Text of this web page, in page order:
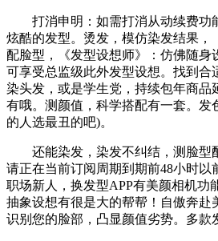
打消申明：如需打消从动续费功
炫酷的发型。烫发，模仿染发结果，
配脸型，《发型设想师》：仿佛随身
可享受总监级此外发型设想。找到合
染头发，或是学生党，持续包年商品
有哦。测颜值，科学搭配有一套。发
的人选最丑的吧)。
还能染发，染发不纠结，测脸型
请正在当前订阅周期到期前48小时以
职场新人，换发型APP有美颜相机功
抽象设想有很是大的帮帮！自傲奔赴
识别您的脸部，凸显颜值劣势。多款